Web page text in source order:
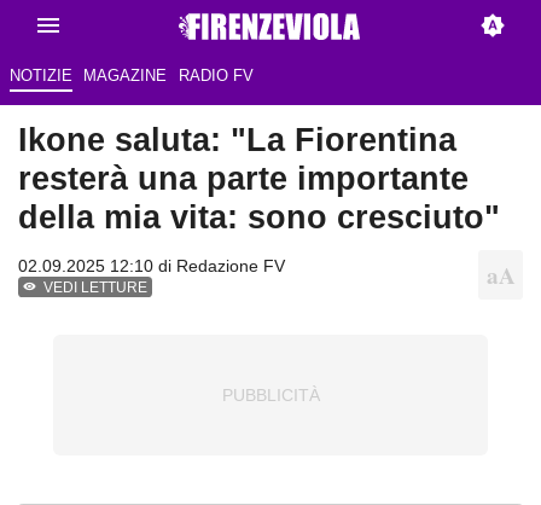
NOTIZIE MAGAZINE RADIO FV
Ikone saluta: "La Fiorentina
resterà una parte importante
della mia vita: sono cresciuto"
02.09.2025 12:10 di Redazione FV
VEDI LETTURE